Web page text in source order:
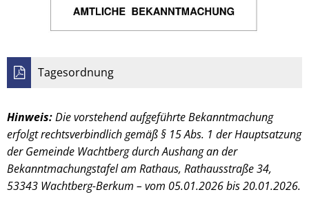
Tagesordnung
Hinweis:Die vorstehend aufgeführte Bekanntmachung
erfolgt rechtsverbindlich gemäß § 15 Abs. 1 der Hauptsatzung
der Gemeinde Wachtberg durch Aushang an der
Bekanntmachungstafel am Rathaus, Rathausstraße 34,
53343 Wachtberg-Berkum – vom 05.01.2026 bis 20.01.2026.